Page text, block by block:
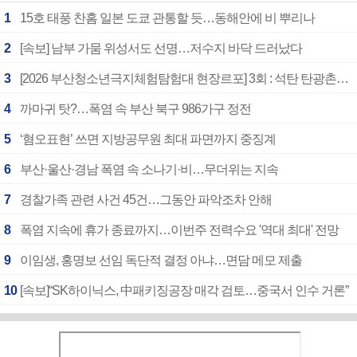
1 15호 태풍 찬홈 일본 도쿄 관통할 듯…동해안에 비 뿌리나
2 [속보] 남부 가뭄 위성서도 선명…저수지 바닥 드러났다
3 [2026 부산청소년극지체험탐험대 현장르포] 3회 : 석탄 탄광촌에서 북극 연구의 중심지로
4 까마귀 탓?…폭염 속 부산 북구 986가구 정전
5 ‘혐오표현’ 쓰면 지방공무원 최대 파면까지 중징계
6 부산·울산·경남 폭염 속 소나기·비…무더위는 지속
7 경찰가족 관련 사건 45건…그동안 파악조차 안해
8 폭염 지속에 휴가 종료까지…이번주 전력수요 '역대 최대' 전망
9 이임생, 홍명보 선임 독단적 결정 아냐…면담 메모 제출
10 [속보]“SK하이닉스, 中패키징공장 매각 검토…중국서 인수 거론”